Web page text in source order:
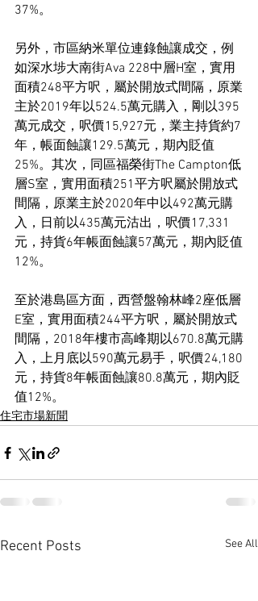
37%。
另外，市區納米單位連錄蝕讓成交，例
如深水埗大南街Ava 228中層H室，實用
面積248平方呎，屬於開放式間隔，原業
主於2019年以524.5萬元購入，剛以395
萬元成交，呎價15,927元，業主持貨約7
年，帳面蝕讓129.5萬元，期內貶值
25%。其次，同區福榮街The Campton低
層S室，實用面積251平方呎屬於開放式
間隔，原業主於2020年中以492萬元購
入，日前以435萬元沽出，呎價17,331
元，持貨6年帳面蝕讓57萬元，期內貶值
12%。
至於港島區方面，西營盤翰林峰2座低層
E室，實用面積244平方呎，屬於開放式
間隔，2018年樓市高峰期以670.8萬元購
入，上月底以590萬元易手，呎價24,180
元，持貨8年帳面蝕讓80.8萬元，期內貶
值12%。
住宅市場新聞
Recent Posts See All